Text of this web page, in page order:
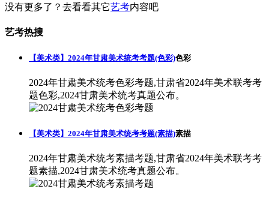
没有更多了？去看看其它艺考内容吧
艺考热搜
【美术类】2024年甘肃美术统考考题(色彩)色彩
2024年甘肃美术统考色彩考题,甘肃省2024年美术联考考
题色彩,2024甘肃美术统考真题公布。
【美术类】2024年甘肃美术统考考题(素描)素描
2024年甘肃美术统考素描考题,甘肃省2024年美术联考考
题素描,2024甘肃美术统考真题公布。